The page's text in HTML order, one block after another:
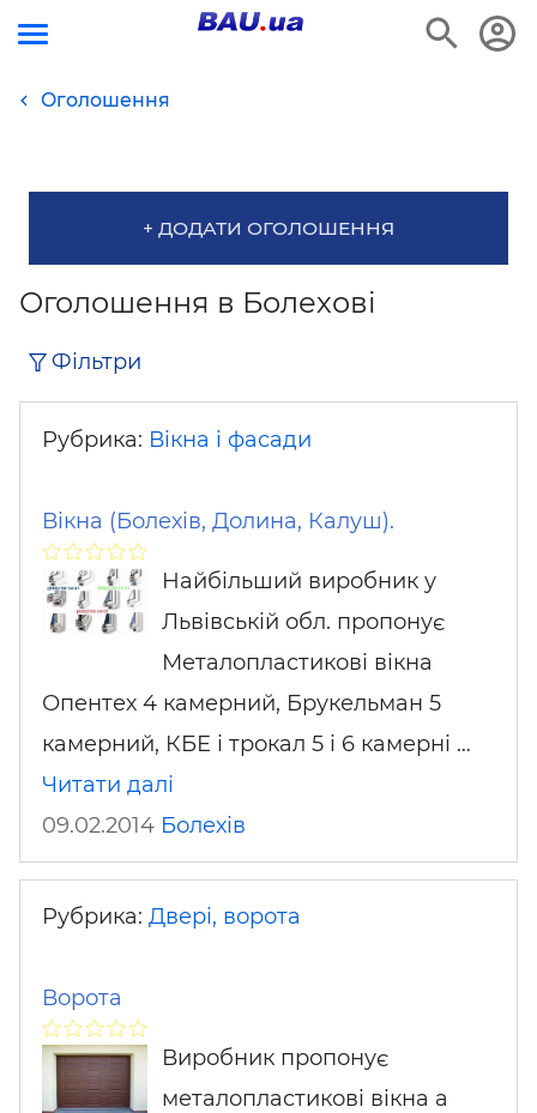
Оголошення
+ ДОДАТИ ОГОЛОШЕННЯ
Оголошення в Болехові
Фільтри
Рубрика: Вікна і фасади
Вікна (Болехів, Долина, Калуш).
Найбільший виробник у
Львівській обл. пропонує
Металопластикові вікна
Опентех 4 камерний, Брукельман 5
камерний, КБЕ і трокал 5 і 6 камерні …
Читати далі
09.02.2014 Болехів
Рубрика: Двері, ворота
Ворота
Виробник пропонує
металопластикові вікна а